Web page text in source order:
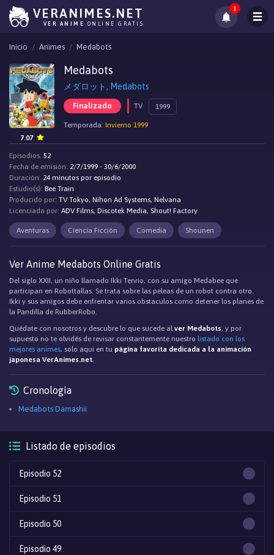
VERANIMES.NET
VER ANIME ONLINE GRATIS
1
Inicio Animes Medabots
Medabots
メダロット, Medabots
Finalizado TV 1999
Temporada: Invierno 1999
7.07
Episodios: 52
Fecha de emisión: 2/7/1999 - 30/6/2000
Duración: 24 minutos por episodio
Estudio(s): Bee Train
Producido por: TV Tokyo, Nihon Ad Systems, Nelvana
Licenciada por: ADV Films, Discotek Media, Shout! Factory
Aventuras Ciencia Ficción Comedia Shounen
Ver Anime Medabots Online Gratis
Del siglo XXII, un niño llamado Ikki Tenrio, con su amigo Medabee que
participan en Robottallas. Se trata sobre las peleas de un robot contra otro.
Ikki y sus amigos debe enfrentar varios obstaculos como detener los planes de
la Pandilla de RubberRobo.
Quédate con nosotros y descubre lo que sucede alver Medabots, y por
supuesto no te olvidés de revisar constantemente nuestro listado con los
mejores animes, solo aqui en tu página favorita dedicada a la animación
japonesa VerAnimes.net.
Cronología
Medabots Damashii
Listado de episodios
Episodio 52
Episodio 51
Episodio 50
Episodio 49